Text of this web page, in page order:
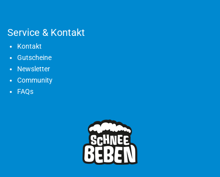
Service & Kontakt
Kontakt
Gutscheine
Newsletter
Community
FAQs